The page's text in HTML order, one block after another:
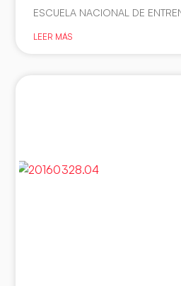
ESCUELA NACIONAL DE
LEER MÁS